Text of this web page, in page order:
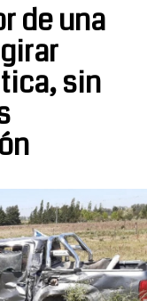
de una
sin